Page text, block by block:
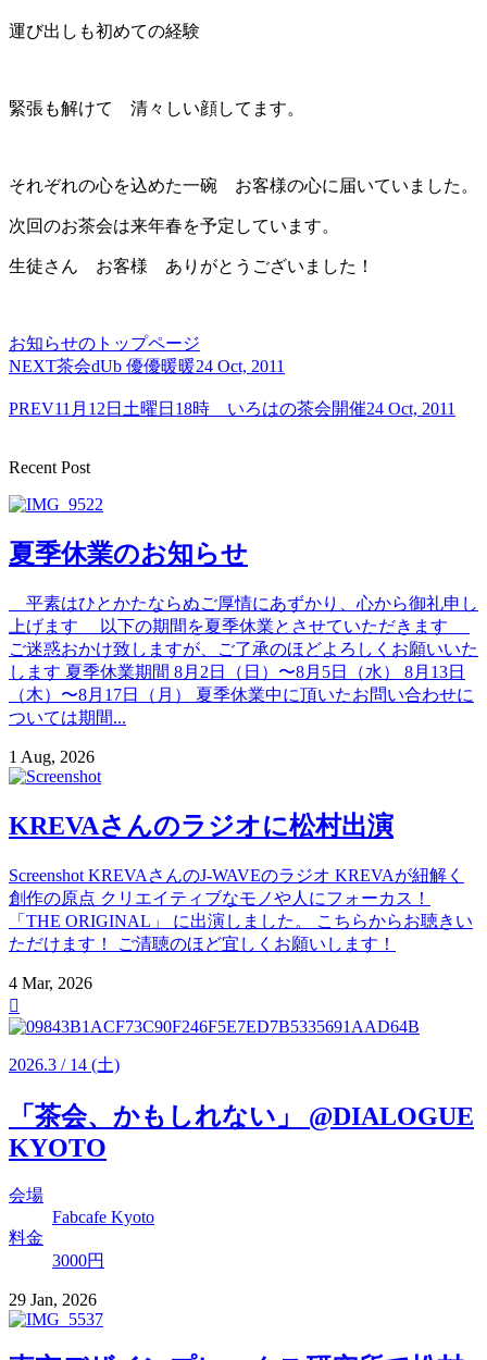
運び出しも初めての経験
緊張も解けて 清々しい顔してます。
それぞれの心を込めた一碗 お客様の心に届いていました。
次回のお茶会は来年春を予定しています。
生徒さん お客様 ありがとうございました！
お知らせのトップページ
NEXT茶会dUb 優優暖暖24 Oct, 2011
PREV11月12日土曜日18時 いろはの茶会開催24 Oct, 2011
Recent Post
夏季休業のお知らせ
平素はひとかたならぬご厚情にあずかり、心から御礼申し
上げます 以下の期間を夏季休業とさせていただきます
ご迷惑おかけ致しますが、ご了承のほどよろしくお願いいた
します 夏季休業期間 8月2日（日）〜8月5日（水） 8月13日
（木）〜8月17日（月） 夏季休業中に頂いたお問い合わせに
ついては期間...
1 Aug, 2026
KREVAさんのラジオに松村出演
Screenshot KREVAさんのJ-WAVEのラジオ KREVAが紐解く
創作の原点 クリエイティブなモノや人にフォーカス！
「THE ORIGINAL」 に出演しました。 こちらからお聴きい
ただけます！ ご清聴のほど宜しくお願いします！
4 Mar, 2026

2026.3 / 14 (土)
「茶会、かもしれない」 @DIALOGUE
KYOTO
会場
Fabcafe Kyoto
料金
3000円
29 Jan, 2026